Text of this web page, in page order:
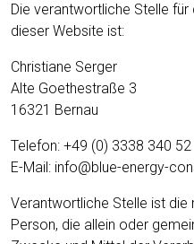
Die verantwortliche Stelle
dieser Website ist:
Christiane Serger
Alte Goethestraße 3
16321 Bernau
Telefon: +49 (0) 3338 340 52
E-Mail: info@blue-energy-
Verantwortliche Stelle ist die
Person, die allein oder